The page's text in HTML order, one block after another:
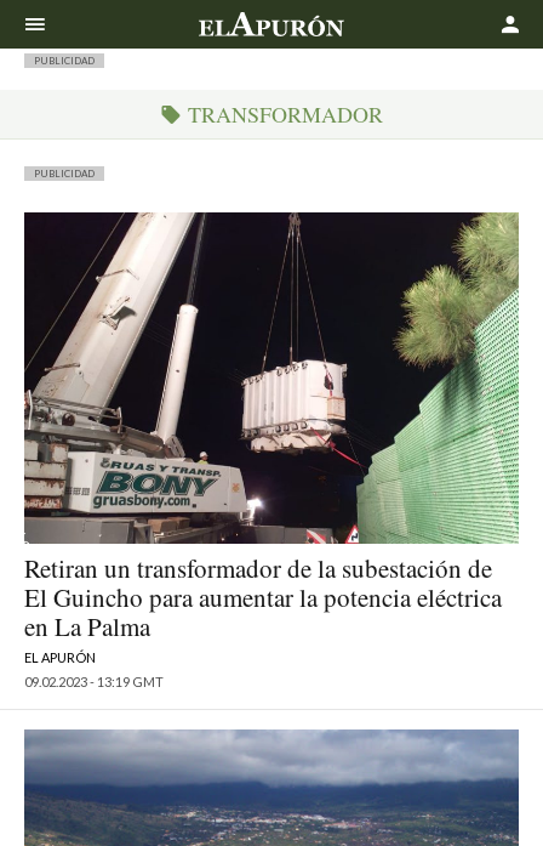
PUBLICIDAD
TRANSFORMADOR
PUBLICIDAD
Retiran un transformador de la subestación de
El Guincho para aumentar la potencia eléctrica
en La Palma
EL APURÓN
09.02.2023 - 13:19 GMT